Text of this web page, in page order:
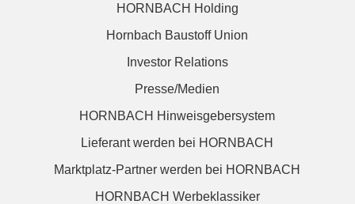
HORNBACH Holding
Hornbach Baustoff Union
Investor Relations
Presse/Medien
HORNBACH Hinweisgebersystem
Lieferant werden bei HORNBACH
Marktplatz-Partner werden bei HORNBACH
HORNBACH Werbeklassiker